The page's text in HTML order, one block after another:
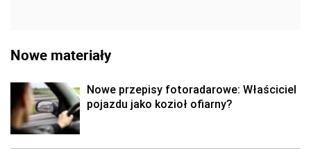
Nowe materiały
Nowe przepisy fotoradarowe: Właściciel
pojazdu jako kozioł ofiarny?